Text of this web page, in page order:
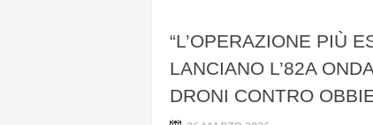
“L’OPERAZIONE PIÙ
LANCIANO L’82A
DRONI CONTRO